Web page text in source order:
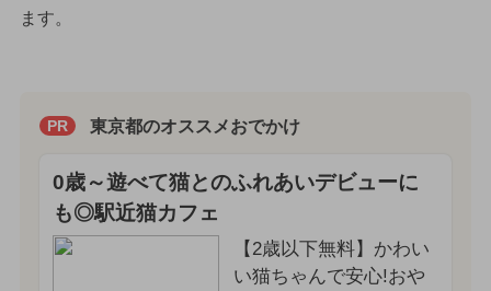
ます。
PR 東京都のオススメおでかけ
0歳～遊べて猫とのふれあいデビューに
も◎駅近猫カフェ
【2歳以下無料】かわい
い猫ちゃんで安心!おや